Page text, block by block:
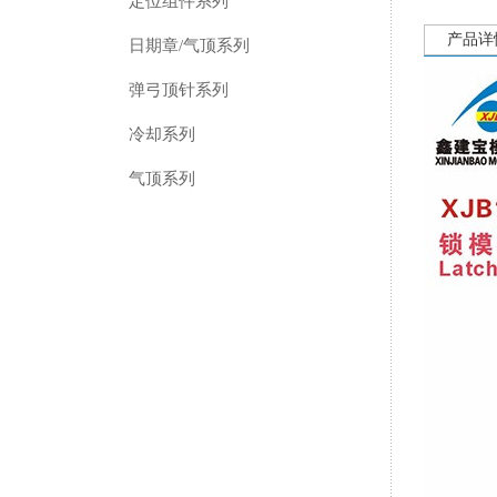
日期章/气顶系列
弹弓顶针系列
冷却系列
气顶系列
产品详